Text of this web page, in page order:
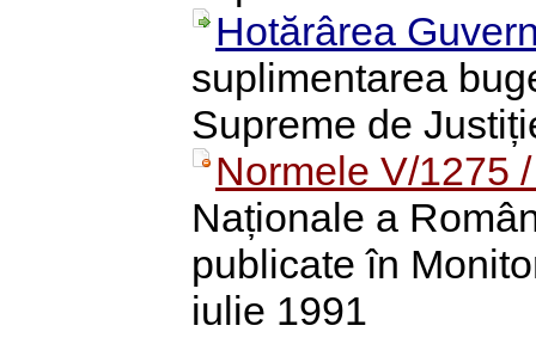
Hotărârea
suplimentarea
Supreme de
Normele V/1275
Naționale a
publicate în
iulie 1991